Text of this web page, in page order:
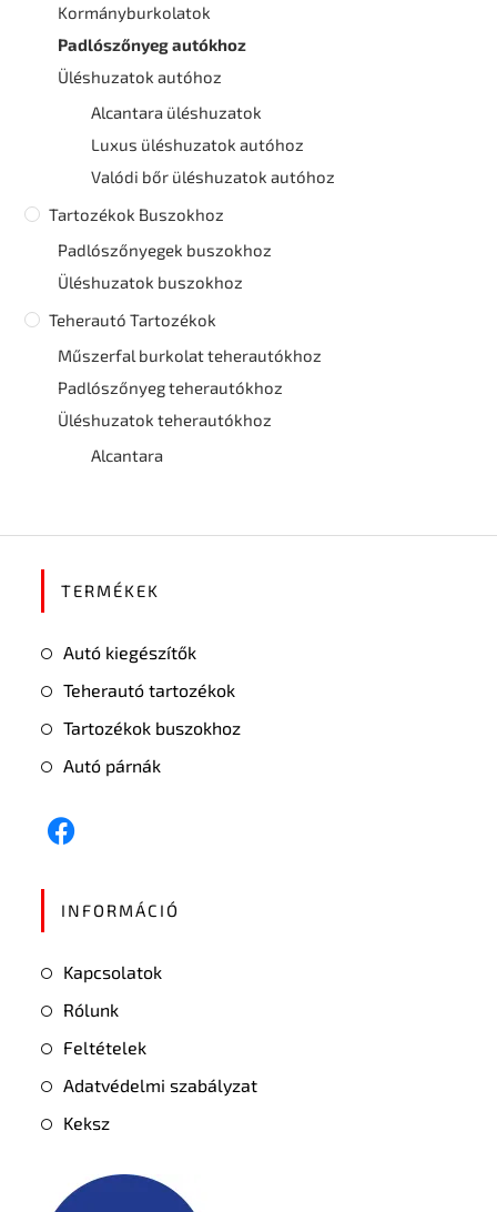
Kormányburkolatok
Padlószőnyeg autókhoz
Üléshuzatok autóhoz
Alcantara üléshuzatok
Luxus üléshuzatok autóhoz
Valódi bőr üléshuzatok autóhoz
Tartozékok Buszokhoz
Padlószőnyegek buszokhoz
Üléshuzatok buszokhoz
Teherautó Tartozékok
Műszerfal burkolat teherautókhoz
Padlószőnyeg teherautókhoz
Üléshuzatok teherautókhoz
Alcantara
TERMÉKEK
Autó kiegészítők
Teherautó tartozékok
Tartozékok buszokhoz
Autó párnák
INFORMÁCIÓ
Kapcsolatok
Rólunk
Feltételek
Adatvédelmi szabályzat
Keksz